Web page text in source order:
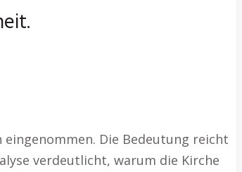
Die Bedeutung reicht
verdeutlicht, warum die Kirche